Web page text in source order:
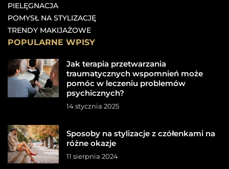
PIELĘGNACJA
POMYSŁ NA STYLIZACJĘ
TRENDY MAKIJAŻOWE
POPULARNE WPISY
Jak terapia przetwarzania
traumatycznych wspomnień może
pomóc w leczeniu problemów
psychicznych?
14 stycznia 2025
Sposoby na stylizacje z czółenkami na
różne okazje
11 sierpnia 2024